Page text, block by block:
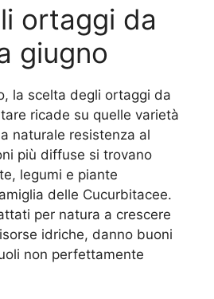
ortaggi da
giugno
la scelta degli ortaggi da
ricade su quelle varietà
naturale resistenza al
più diffuse si trovano
legumi e piante
delle Cucurbitacee.
per natura a crescere
idriche, danno buoni
non perfettamente